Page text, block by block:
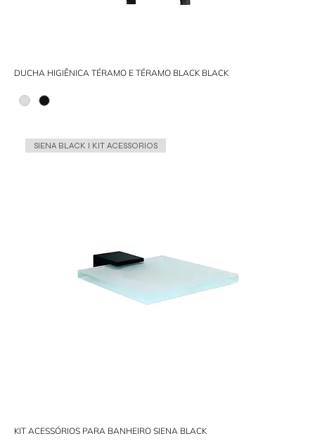
DUCHA HIGIÊNICA TÉRAMO E TÉRAMO BLACK BLACK
SIENA BLACK l KIT ACESSORIOS
KIT ACESSÓRIOS PARA BANHEIRO SIENA BLACK